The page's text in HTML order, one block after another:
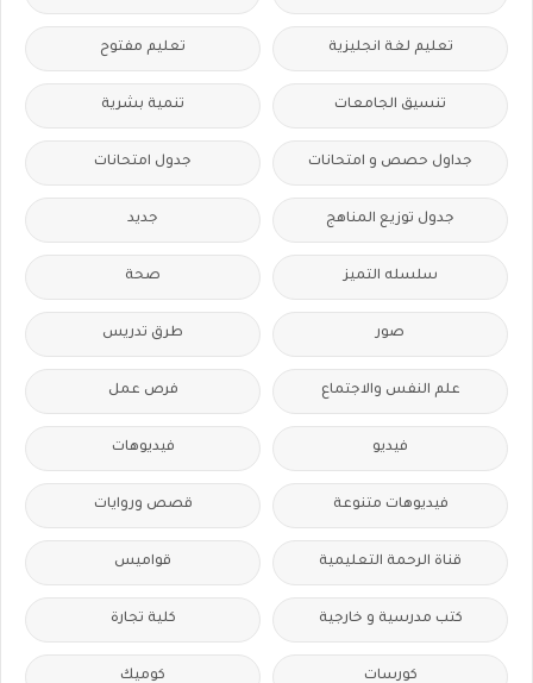
تعليم لغة انجليزية تعليم مفتوح
تنسيق الجامعات تنمية بشرية
جداول حصص و امتحانات جدول امتحانات
جدول توزيع المناهج جديد
سلسله التميز صحة
صور طرق تدريس
علم النفس والاجتماع فرص عمل
فيديو فيديوهات
فيديوهات متنوعة قصص وروايات
قناة الرحمة التعليمية قواميس
كتب مدرسية و خارجية كلية تجارة
كورسات كوميك